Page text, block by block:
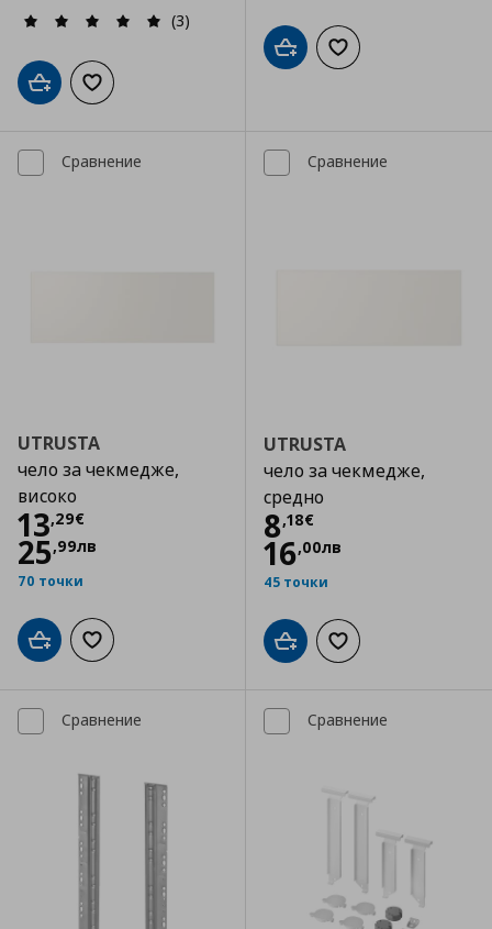
(3)
Добави в кошницата
Добави към списъка с любими
Добави в кошницата
Добави към
Сравнение
UTRUSTA
чело за чекмедже,
високо
13,29€
Цена
25,99лв
70 точки
Добави в кошницата
Добави към списъка с любими
Сравнение
UTRUSTA
чело за чекмедже,
средно
8,18€
Цена
16,00лв
45 точки
Добави в кошницата
Добави към
Сравнение Сравнение